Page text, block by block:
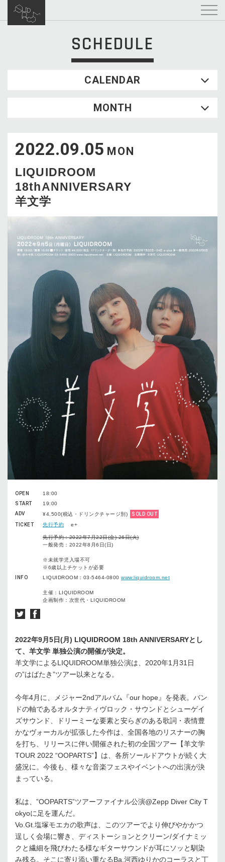
SCHEDULE
CALENDAR
WED
2
3 4 5
16
17 18
23
24 25 26
30
MONTH
2022.09.05 MON
LIQUIDROOM
18thANNIVERSARY
羊文学
OPEN
18:00
START
19:00
ADV
¥4,500(税込・ドリンクチャージ別)
SOLD OUT
TICKET
先行予約 e+
先行予約：2022年7月22日(金)-26日(火)
一般発売：2022年8月6日(日)
※未就学児入場不可
※6歳以上チケットが必要
INFO
LIQUIDROOM：03-5464-0800 www.liquidroom.net
主催：LIQUIDROOM
企画制作：次世代・LIQUIDROOM
2022年9月5日(月) LIQUIDROOM 18th ANNIVERSARYとし
て、羊文学 単独公演の開催が決定。
羊文学によるLIQUIDROOM単独公演は、2020年1月31日
の”はばたき”ツアー以来となる。
今年4月に、メジャー2ndアルバム『our hope』を発表。バン
ドの軸であるオルタナティヴロック・サウンドとシューゲイ
ズサウンド、ドリーミーな要素と安らぎのある歌詞・表情豊
かなヴォーカルが拡張した今作は、全国各地のリスナーの胸
を打ち、リリースに伴い開催された初の全国ツアー【羊文学
TOUR 2022 “OOPARTS”】は、各所ソールドアウトが続く大
盛況に。今後も、様々な音楽フェスやイベントへの出演が決
まっている。
私は、”OOPARTS”ツアーファイナル公演@Zepp Diver City T
okyoに足を運んだ。
Vo.Gt.塩塚モエカの歌声は、このツアーでより伸びやかかつ
逞しく会場に響き、ディストーションとクリーン/ダイナミッ
クと繊細を飛びわたる様なギターサウンドが耳にソッと馴染
み残る。そこに寄り添い重なるBa.河西ゆりかのコーラスと丁